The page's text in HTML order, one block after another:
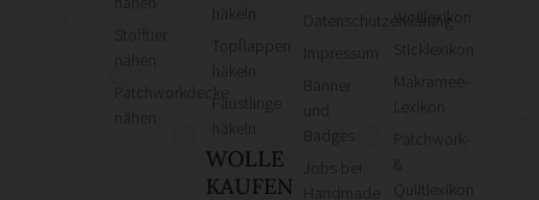
Stofftier
Patchworkdecke
häkeln
Topflappen
häkeln
Fäustlinge
häkeln
WOLLE
KAUFEN
Datenschutzerklärung
Wolllexikon
Sticklexikon
Makramee-
Lexikon
Patchwork-
&
Quiltlexikon